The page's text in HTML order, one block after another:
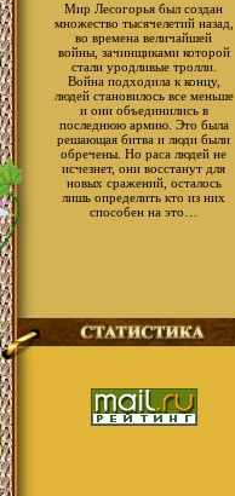
Мир Лесогорья был создан
множество тысячелетий назад,
во времена величайшей
войны, зачинщиками которой
стали уродливые тролли.
Война подходила к концу,
людей становилось все меньше
и они объединились в
последнюю армию. Это была
решающая битва и люди были
обречены. Но раса людей не
исчезнет, они восстанут для
новых сражений, осталось
лишь определить кто из них
способен на это…